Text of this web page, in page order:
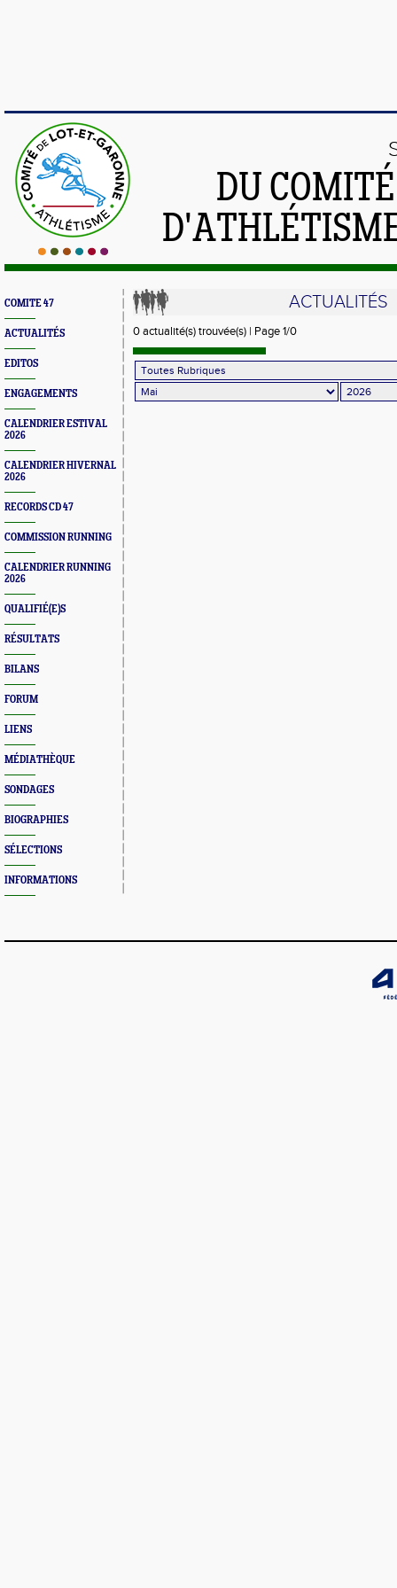
DU
COMITE 47
ACTUALITÉS
EDITOS
ENGAGEMENTS
CALENDRIER ESTIVAL
2026
CALENDRIER HIVERNAL
2026
RECORDS CD 47
COMMISSION RUNNING
CALENDRIER RUNNING
2026
QUALIFIÉ(E)S
RÉSULTATS
BILANS
FORUM
LIENS
MÉDIATHÈQUE
SONDAGES
BIOGRAPHIES
SÉLECTIONS
INFORMATIONS
ACTUALITÉS
0 actualité(s) trouvée(s) | Page 1/0